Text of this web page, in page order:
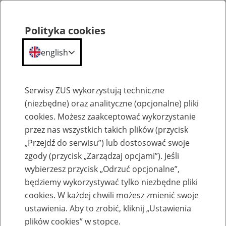
Szkolenia
Zaproś ZUS do siebie: Aktywni 50+
Polityka cookies
english
Serwisy ZUS wykorzystują techniczne
(niezbędne) oraz analityczne (opcjonalne) pliki
cookies. Możesz zaakceptować wykorzystanie
przez nas wszystkich takich plików (przycisk
„Przejdź do serwisu”) lub dostosować swoje
zgody (przycisk „Zarządzaj opcjami”). Jeśli
wybierzesz przycisk „Odrzuć opcjonalne”,
będziemy wykorzystywać tylko niezbędne pliki
cookies. W każdej chwili możesz zmienić swoje
ustawienia. Aby to zrobić, kliknij „Ustawienia
plików cookies” w stopce.